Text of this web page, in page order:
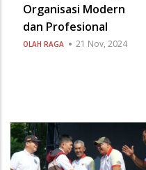
Organisasi Modern
dan Profesional
OLAH RAGA 21 Nov, 2024